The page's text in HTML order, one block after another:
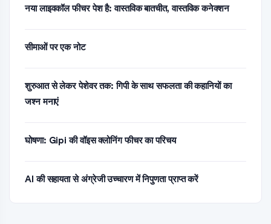
नया लाइवकॉल फीचर पेश है: वास्तविक बातचीत, वास्तविक कनेक्शन
सीमाओं पर एक नोट
शुरुआत से लेकर पेशेवर तक: गिपी के साथ सफलता की कहानियों का
जश्न मनाएं
घोषणा: Gipi की वॉइस क्लोनिंग फीचर का परिचय
AI की सहायता से अंग्रेजी उच्चारण में निपुणता प्राप्त करें